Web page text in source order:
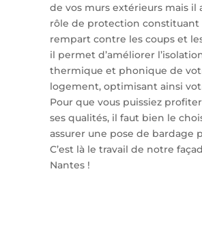
de vos murs extérieurs mais il
rôle de protection constituant
rempart contre les coups et
il permet d’améliorer
thermique et phonique de
logement, optimisant ainsi
Pour que vous puissiez
ses qualités, il faut bien le
assurer une pose de bardage
C’est là le travail de notre
Nantes !